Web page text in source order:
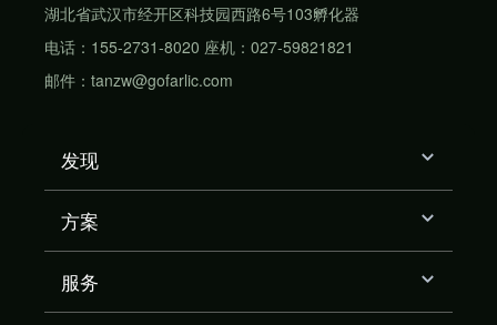
湖北省武汉市经开区科技园西路6号103孵化器
电话：155-2731-8020 座机：027-59821821
邮件：tanzw@gofarlic.com
发现
方案
服务